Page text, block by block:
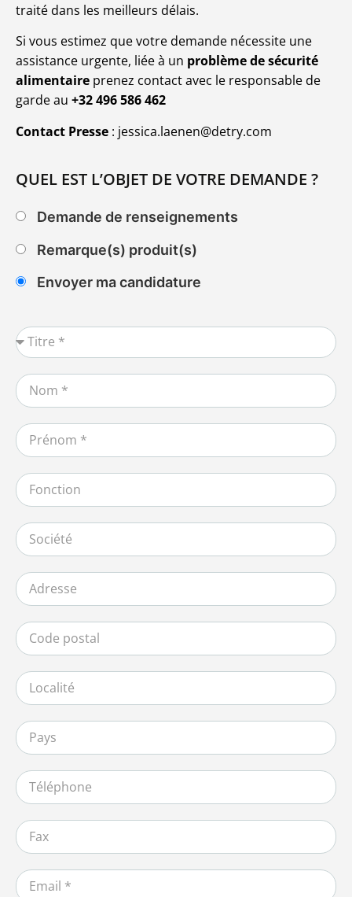
traité dans les meilleurs délais.
Si vous estimez que votre demande nécessite une
assistance urgente, liée à un problème de sécurité
alimentaire prenez contact avec le responsable de
garde au +32 496 586 462
Contact Presse : jessica.laenen@detry.com
QUEL EST L’OBJET DE VOTRE DEMANDE ?
Demande de renseignements
Remarque(s) produit(s)
Envoyer ma candidature